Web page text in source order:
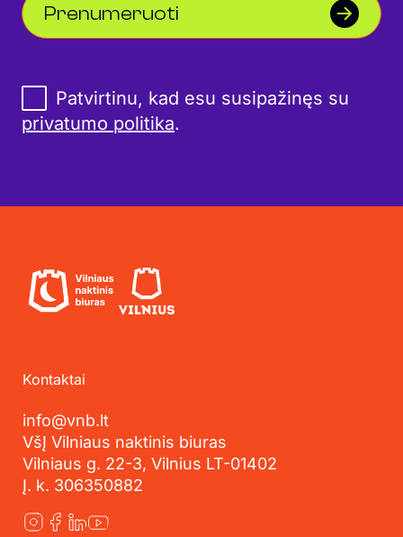
Prenumeruoti
Patvirtinu, kad esu susipažinęs su
privatumo politika.
Kontaktai
info@vnb.lt
VšĮ Vilniaus naktinis biuras
Vilniaus g. 22-3, Vilnius LT-01402
Į. k. 306350882